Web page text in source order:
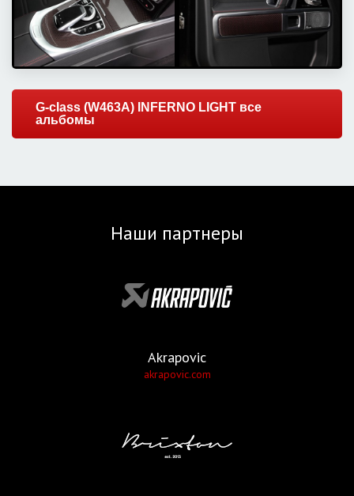
G-class (W463A) INFERNO LIGHT все
альбомы
Наши партнеры
Akrapovic
akrapovic.com